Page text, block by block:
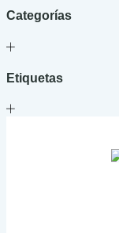
Categorías
Etiquetas